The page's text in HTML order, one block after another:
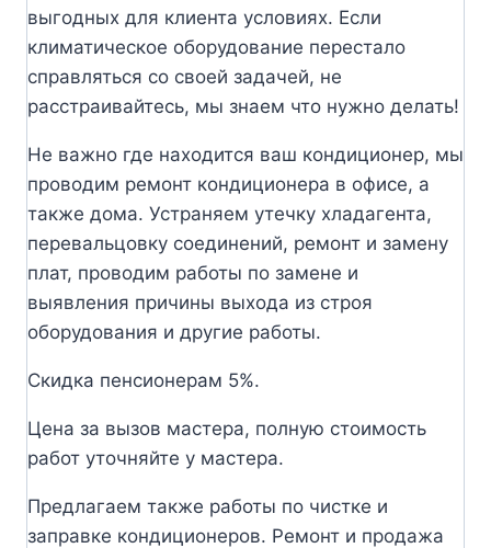
выгодных для клиента условиях. Если
климатическое оборудование перестало
справляться со своей задачей, не
расстраивайтесь, мы знаем что нужно делать!
Не важно где находится ваш кондиционер, мы
проводим ремонт кондиционера в офисе, а
также дома. Устраняем утечку хладагента,
перевальцовку соединений, ремонт и замену
плат, проводим работы по замене и
выявления причины выхода из строя
оборудования и другие работы.
Скидка пенсионерам 5%.
Цена за вызов мастера, полную стоимость
работ уточняйте у мастера.
Предлагаем также работы по чистке и
заправке кондиционеров. Ремонт и продажа